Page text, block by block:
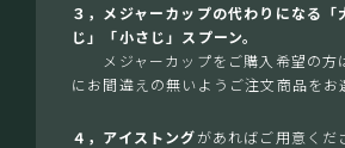
３，メジャーカップの代わりになる「
じ」「小さじ」スプーン。
メジャーカップをご購入希望の方
にお間違えの無いようご注文商品をお
４，アイストングがあればご用意くだ